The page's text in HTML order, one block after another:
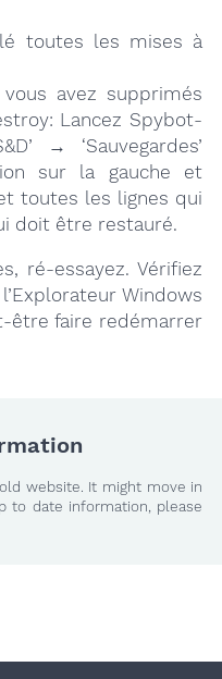
toutes les mises à
avez supprimés
Lancez Spybot-
→ ‘Sauvegardes’
sur la gauche et
toutes les lignes qui
doit être restauré.
ré-essayez. Vérifiez
Windows
être faire redémarrer
website. It might move in
to date information, please